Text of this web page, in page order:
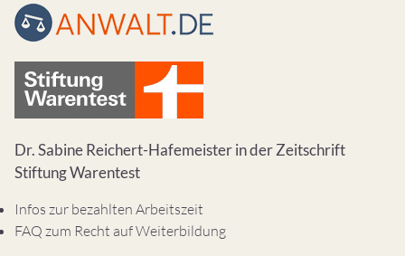
Dr. Sabine Reichert-Hafemeister in der Zeitschrift
Stiftung Warentest
Infos zur bezahlten Arbeitszeit
FAQ zum Recht auf Weiterbildung